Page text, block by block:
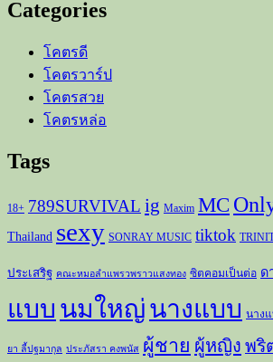
Categories
โคตรดี
โคตรวาร์ป
โคตรสวย
โคตรหล่อ
Tags
18+ 789SURVIVAL ig Maxim MC
Thailand sexy SONRAY MUSIC tiktok
ประเสริฐ คณะหมอลำแพรวพราวแสงทอง ซิตคอมเป็นต่อ ด
แบบ นมใหญ่นางแบบ นาง
ยา ลี้ปฐมากุล ประภัสรา คงพนัส ผู้ชาย ผู้หญิง พริ